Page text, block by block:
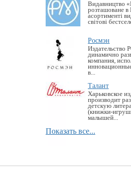
Видавництво
розташоване в
асортименті
світові
Росмэн
динамично
компания,
в...
Талант
Харьковское
производит
детскую
(книжки-
малышей...
Показать все...